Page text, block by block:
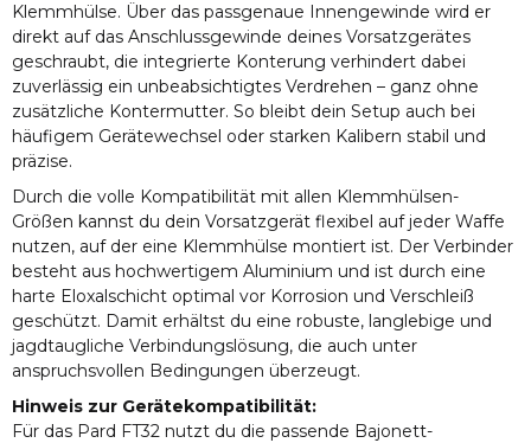
Klemmhülse. Über das passgenaue Innengewinde wird er
direkt auf das Anschlussgewinde deines Vorsatzgerätes
geschraubt, die integrierte Konterung verhindert dabei
zuverlässig ein unbeabsichtigtes Verdrehen – ganz ohne
zusätzliche Kontermutter. So bleibt dein Setup auch bei
häufigem Gerätewechsel oder starken Kalibern stabil und
präzise.
Durch die volle Kompatibilität mit allen Klemmhülsen-
Größen kannst du dein Vorsatzgerät flexibel auf jeder Waffe
nutzen, auf der eine Klemmhülse montiert ist. Der Verbinder
besteht aus hochwertigem Aluminium und ist durch eine
harte Eloxalschicht optimal vor Korrosion und Verschleiß
geschützt. Damit erhältst du eine robuste, langlebige und
jagdtaugliche Verbindungslösung, die auch unter
anspruchsvollen Bedingungen überzeugt.
Hinweis zur Gerätekompatibilität:
Für das Pard FT32 nutzt du die passende Bajonett-